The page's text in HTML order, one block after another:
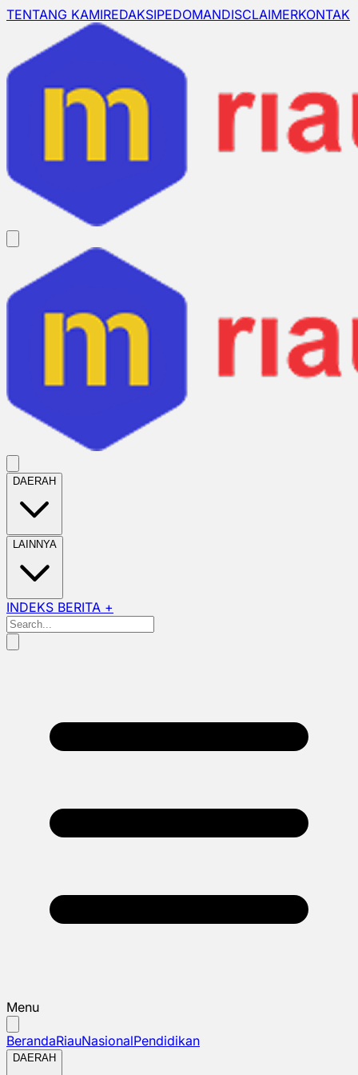
TENTANG KAMIREDAKSIPEDOMANDISCLAIMERKONTAK
DAERAH
LAINNYA
INDEKS BERITA +
Menu
BerandaRiauNasionalPendidikan
DAERAH